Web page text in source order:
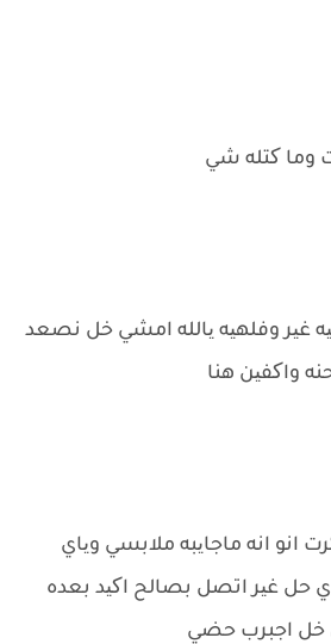
وما کتله شي
غیر وفلهیه یالله امشي خل نصعد
واکفین هنا
انو انه ماجایبه ملابسي ویاي
حل غیر اتصل بصالح اکید بعده
خل اجبرب حضي